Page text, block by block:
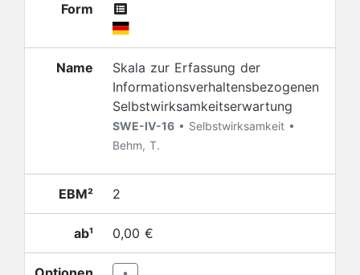
Form
Name
Skala zur Erfassung der
Informationsverhaltensbezogenen
Selbstwirksamkeitserwartung
SWE-IV-16 • Selbstwirksamkeit •
Behm, T.
EBM² 2
ab¹ 0,00 €